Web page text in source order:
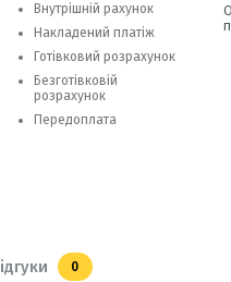
Внутрішній рахунок
Накладений платіж
Готівковий розрахунок
Безготівковій
розрахунок
Передоплата
0